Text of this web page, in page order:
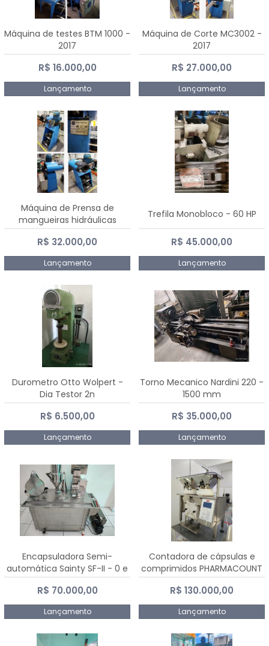
Máquina de testes BTM 1000 -
2017
R$ 16.000,00
Lançamento
Máquina de Corte MC3002 -
2017
R$ 27.000,00
Lançamento
Máquina de Prensa de
mangueiras hidráulicas
PE50TF - 2017
R$ 32.000,00
Lançamento
Trefila Monobloco - 60 HP
R$ 45.000,00
Lançamento
Durometro Otto Wolpert -
Dia Testor 2n
R$ 6.500,00
Lançamento
Torno Mecanico Nardini 220 -
1500 mm
R$ 35.000,00
Lançamento
Encapsuladora Semi-
automática Sainty SF-II - 0 e
00
R$ 70.000,00
Lançamento
Contadora de cápsulas e
comprimidos PHARMACOUNT
- 2-2R3
R$ 130.000,00
Lançamento